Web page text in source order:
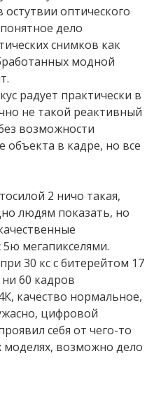
оптического
дело
снимков как
модной
радует практически в
не такой реактивный
возможности
объекта в кадре, но все
2 ничо такая,
людям показать, но
мегапикселями.
30 кс с битерейтом 17
60 кадров
качество нормальное,
цифровой
себя от чего-то
моделях, возможно дело